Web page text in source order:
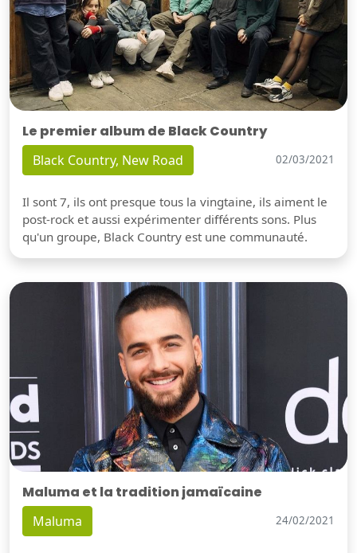
Le premier album de Black Country
Black Country, New Road 02/03/2021
Il sont 7, ils ont presque tous la vingtaine, ils aiment le
post-rock et aussi expérimenter différents sons. Plus
qu'un groupe, Black Country est une communauté.
Maluma et la tradition jamaïcaine
Maluma 24/02/2021